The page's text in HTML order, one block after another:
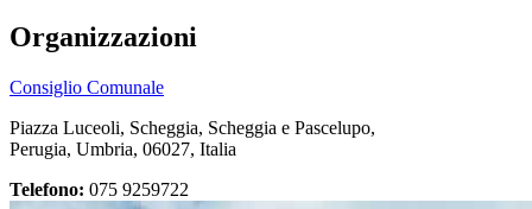
Organizzazioni
Consiglio Comunale
Piazza Luceoli, Scheggia, Scheggia e Pascelupo,
Perugia, Umbria, 06027, Italia
Telefono: 075 9259722